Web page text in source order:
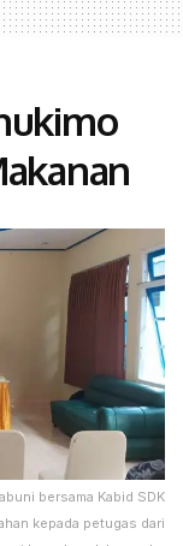
bersama Kabid SDK
kepada petugas dari